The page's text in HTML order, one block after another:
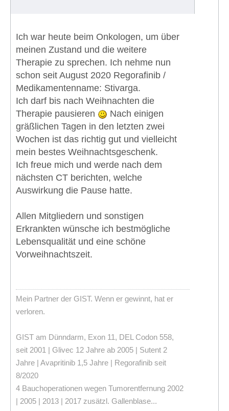
Ich war heute beim Onkologen, um über
meinen Zustand und die weitere
Therapie zu sprechen. Ich nehme nun
schon seit August 2020 Regorafinib /
Medikamentenname: Stivarga.
Ich darf bis nach Weihnachten die
Therapie pausieren
Nach einigen
gräßlichen Tagen in den letzten zwei
Wochen ist das richtig gut und vielleicht
mein bestes Weihnachtsgeschenk.
Ich freue mich und werde nach dem
nächsten CT berichten, welche
Auswirkung die Pause hatte.
Allen Mitgliedern und sonstigen
Erkrankten wünsche ich bestmögliche
Lebensqualität und eine schöne
Vorweihnachtszeit.
Mein Partner der GIST. Wenn er gewinnt, hat er
verloren.
GIST am Dünndarm, Exon 11, DEL Codon 558,
seit 2001 | Glivec 12 Jahre ab 2005 | Sutent 2
Jahre | Avapritinib 1,5 Jahre | Regorafinib seit
8/2020
4 Bauchoperationen wegen Tumorentfernung 2002
| 2005 | 2013 | 2017 zusätzl. Gallenblase...